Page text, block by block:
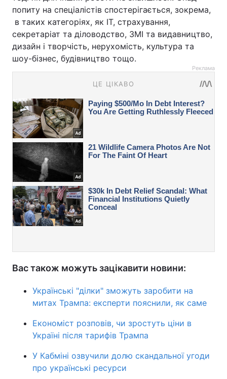
попиту на спеціалістів спостерігається, зокрема,
в таких категоріях, як ІТ, страхування,
секретаріат та діловодство, ЗМІ та видавництво,
дизайн і творчість, нерухомість, культура та
шоу-бізнес, будівництво тощо.
Реклама
Вас також можуть зацікавити новини:
Українські "ділки" зможуть заробити на
митах Трампа: експерти пояснили, як саме
Економіст розповів, чи зростуть ціни в
Україні після тарифів Трампа
У Кабміні озвучили долю скандальної угоди
про українські ресурси